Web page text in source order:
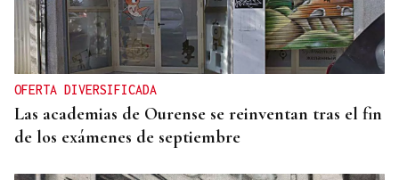
OFERTA DIVERSIFICADA
Las academias de Ourense se reinventan tras el fin
de los exámenes de septiembre